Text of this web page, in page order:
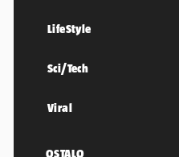
LifeStyle
Sci/Tech
Viral
OSTALO